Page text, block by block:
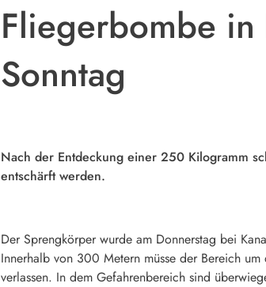
Fliegerbombe in
Sonntag
Nach der Entdeckung einer 250 Kilogramm
entschärft werden.
Der Sprengkörper wurde am Donnerstag bei
Innerhalb von 300 Metern müsse der Bereich
verlassen. In dem Gefahrenbereich sind